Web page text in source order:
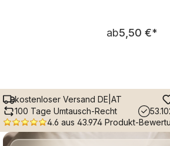
ab5,50 €*
kostenloser Versand DE|AT
100 Tage Umtausch-Recht
4.6 aus 43.974 Produkt-